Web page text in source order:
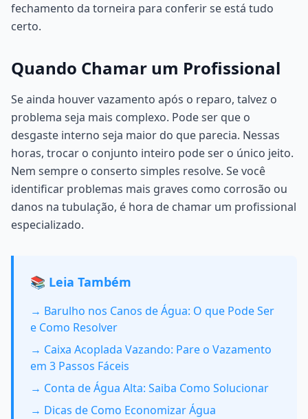
fechamento da torneira para conferir se está tudo
certo.
Quando Chamar um Profissional
Se ainda houver vazamento após o reparo, talvez o
problema seja mais complexo. Pode ser que o
desgaste interno seja maior do que parecia. Nessas
horas, trocar o conjunto inteiro pode ser o único jeito.
Nem sempre o conserto simples resolve. Se você
identificar problemas mais graves como corrosão ou
danos na tubulação, é hora de chamar um profissional
especializado.
📚 Leia Também
→ Barulho nos Canos de Água: O que Pode Ser
e Como Resolver
→ Caixa Acoplada Vazando: Pare o Vazamento
em 3 Passos Fáceis
→ Conta de Água Alta: Saiba Como Solucionar
→ Dicas de Como Economizar Água